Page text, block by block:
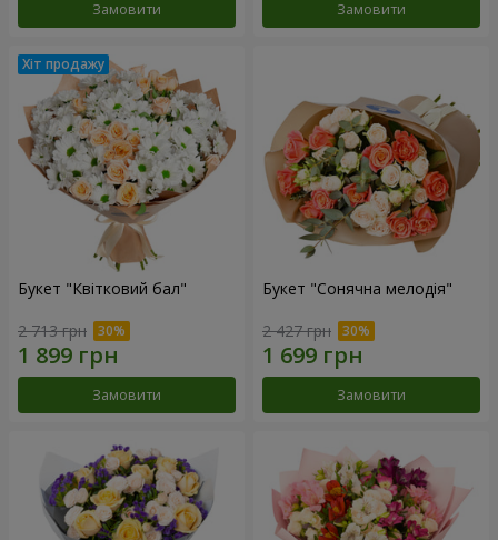
Замовити Замовити
Букет "Квітковий бал"
2 713 грн
Замовити
Букет "Сонячна мелодія"
2 427 грн
Замовити